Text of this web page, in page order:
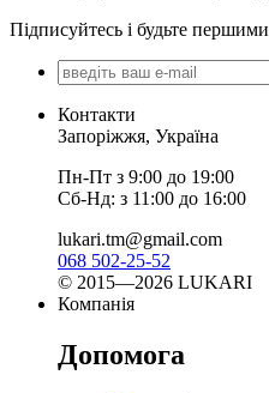
Підписуйтесь і будьте першими
Контакти
Запоріжжя, Україна
Пн-Пт з 9:00 до 19:00
Сб-Нд: з 11:00 до 16:00
lukari.tm@gmail.com
068 502-25-52
© 2015—2026 LUKARI
Компанія
Допомога